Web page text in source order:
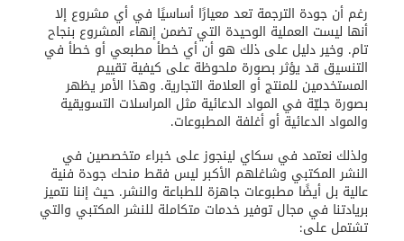
رغم أن جودة الترجمة تعد معيارًا أساسيًا في أي مشروع إلا
أنها ليست العملية الوحيدة التي تضمن إنهاء المشروع بنجاح
تام. وخير دليل على ذلك هو أن أي خطأ مطبعي أو خطأ في
التنسيق قد يؤثر بصورة ملحوظة على كيفية تقييم
المستخدمين للمنتج أو العلامة التجارية. وهذا الأمر يظهر
بصورة جليّة في المواد الدعائية مثل المراسلات التسويقية
والمواد الدعائية أو أغلفة المطبوعات.
ولذلك نعتمد في سكاي لينجوز على خبراء متخصصين في
النشر المكتبي وشاغلهم الأكبر ليس فقط منحك جودة فنية
عالية بل أيضًا مطبوعات جاهزة للطباعة والنشر. حيث إننا نتميز
بريادتنا في مجال توفير خدمات متكاملة للنشر المكتبي والتي
تشتمل على: